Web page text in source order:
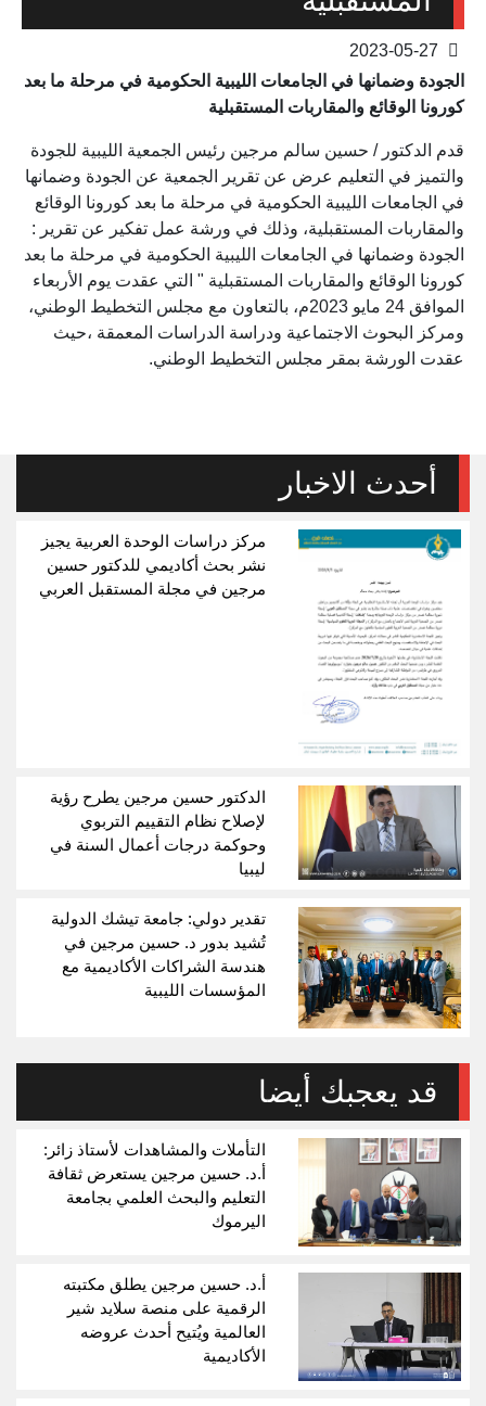
الجودة وضمانها في الجامعات الليبية الحكومية في مرحلة ما بعد
كورونا الوقائع والمقاربات المستقبلية
قدم الدكتور / حسين سالم مرجين رئيس الجمعية الليبية للجودة
والتميز في التعليم عرض عن تقرير الجمعية عن الجودة وضمانها
في الجامعات الليبية الحكومية في مرحلة ما بعد كورونا الوقائع
والمقاربات المستقبلية، وذلك في ورشة عمل تفكير عن تقرير :
الجودة وضمانها في الجامعات الليبية الحكومية في مرحلة ما بعد
كورونا الوقائع والمقاربات المستقبلية " التي عقدت يوم الأربعاء
الموافق 24 مايو 2023م، بالتعاون مع مجلس التخطيط الوطني،
ومركز البحوث الاجتماعية ودراسة الدراسات المعمقة ،حيث
عقدت الورشة بمقر مجلس التخطيط الوطني.
أحدث الاخبار
مركز دراسات الوحدة العربية يجيز
نشر بحث أكاديمي للدكتور حسين
مرجين في مجلة المستقبل العربي
الدكتور حسين مرجين يطرح رؤية
لإصلاح نظام التقييم التربوي
وحوكمة درجات أعمال السنة في
ليبيا
تقدير دولي: جامعة تيشك الدولية
تُشيد بدور د. حسين مرجين في
هندسة الشراكات الأكاديمية مع
المؤسسات الليبية
قد يعجبك أيضا
التأملات والمشاهدات لأستاذ زائر:
أ.د. حسين مرجين يستعرض ثقافة
التعليم والبحث العلمي بجامعة
اليرموك
أ.د. حسين مرجين يطلق مكتبته
الرقمية على منصة سلايد شير
العالمية ويُتيح أحدث عروضه
الأكاديمية